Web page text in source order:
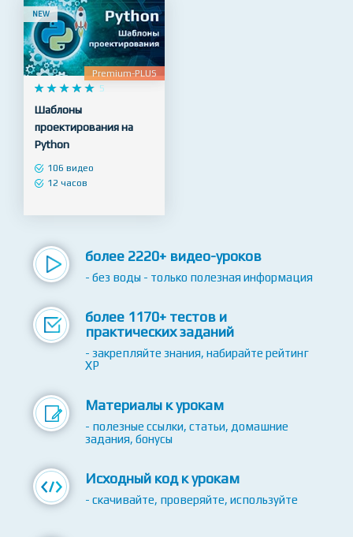
NEW
Premium-PLUS
    
     5
Шаблоны
проектирования на
Python
106 видео
12 часов
более 2220+ видео-уроков
- без воды - только полезная информация
более 1170+ тестов и
практических заданий
- закрепляйте знания, набирайте рейтинг
XP
Материалы к урокам
- полезные ссылки, статьи, домашние
задания, бонусы
Исходный код к урокам
- скачивайте, проверяйте, используйте